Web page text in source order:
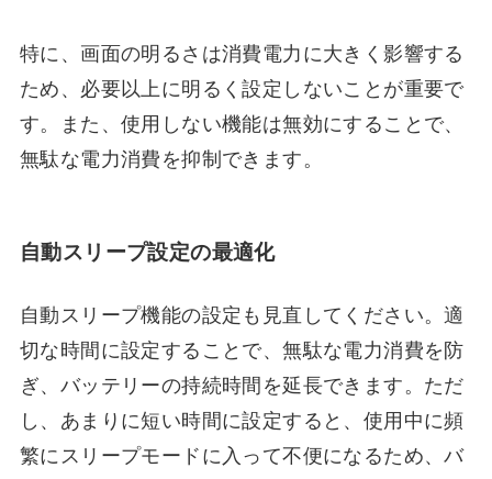
特に、画面の明るさは消費電力に大きく影響する
ため、必要以上に明るく設定しないことが重要で
す。また、使用しない機能は無効にすることで、
無駄な電力消費を抑制できます。
自動スリープ設定の最適化
自動スリープ機能の設定も見直してください。適
切な時間に設定することで、無駄な電力消費を防
ぎ、バッテリーの持続時間を延長できます。ただ
し、あまりに短い時間に設定すると、使用中に頻
繁にスリープモードに入って不便になるため、バ